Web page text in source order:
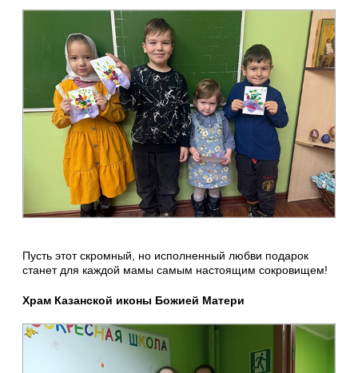
Пусть этот скромный, но исполненный любви подарок
станет для каждой мамы самым настоящим сокровищем!
Храм Казанской иконы Божией Матери